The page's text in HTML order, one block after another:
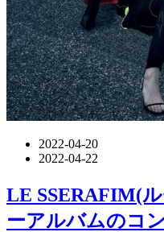
2022-04-20
2022-04-22
LE SSERAFIM(
ーアルバムのコ